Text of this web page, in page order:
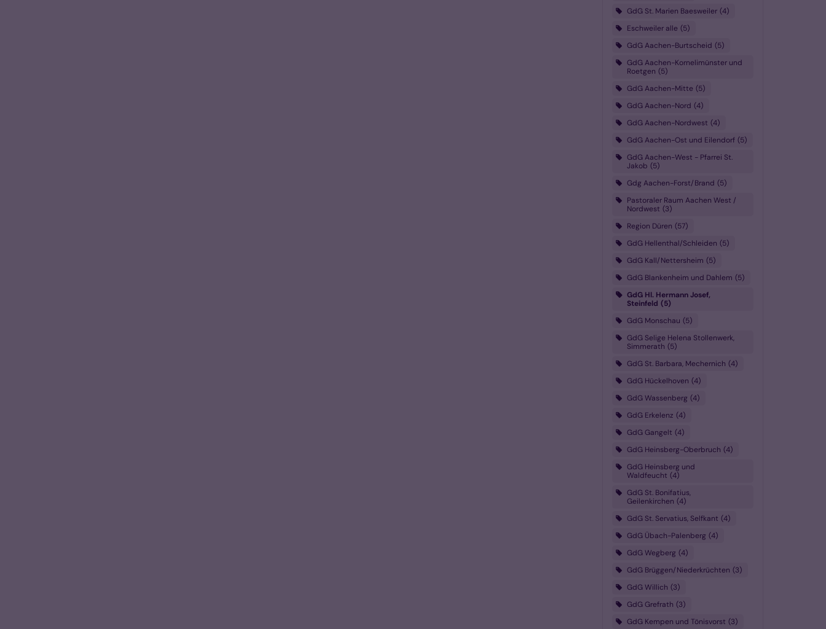
GdG St. Marien Baesweiler 4
Eschweiler alle 5
GdG Aachen-Burtscheid 5
GdG Aachen-Kornelimünster und
Roetgen 5
GdG Aachen-Mitte 5
GdG Aachen-Nord 4
GdG Aachen-Nordwest 4
GdG Aachen-Ost und Eilendorf 5
GdG Aachen-West - Pfarrei St.
Jakob 5
Gdg Aachen-Forst/Brand 5
Pastoraler Raum Aachen West /
Nordwest 3
Region Düren 57
GdG Hellenthal/Schleiden 5
GdG Kall/Nettersheim 5
GdG Blankenheim und Dahlem 5
GdG Hl. Hermann Josef,
Steinfeld
5
GdG Monschau 5
GdG Selige Helena Stollenwerk,
Simmerath 5
GdG St. Barbara, Mechernich 4
GdG Hückelhoven 4
GdG Wassenberg 4
GdG Erkelenz 4
GdG Gangelt 4
GdG Heinsberg-Oberbruch 4
GdG Heinsberg und
Waldfeucht 4
GdG St. Bonifatius,
Geilenkirchen 4
GdG St. Servatius, Selfkant 4
GdG Übach-Palenberg 4
GdG Wegberg 4
GdG Brüggen/Niederkrüchten 3
GdG Willich 3
GdG Grefrath 3
GdG Kempen und Tönisvorst 3